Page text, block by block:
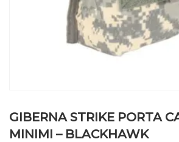
GIBERNA STRIKE PORTA
MINIMI – BLACKHAWK